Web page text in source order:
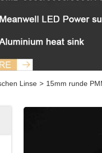
Linse > 15mm runde